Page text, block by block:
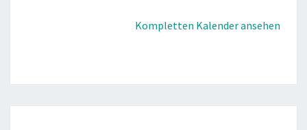
Kompletten Kalender ansehen